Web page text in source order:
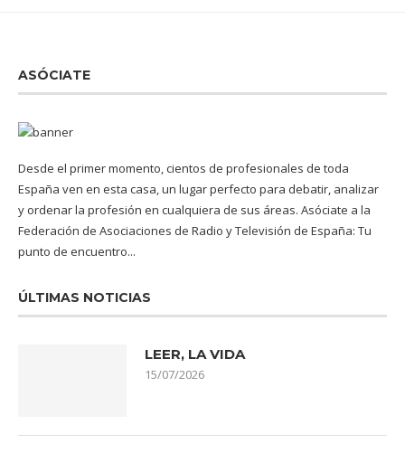
ASÓCIATE
Desde el primer momento, cientos de profesionales de toda
España ven en esta casa, un lugar perfecto para debatir, analizar
y ordenar la profesión en cualquiera de sus áreas. Asóciate a la
Federación de Asociaciones de Radio y Televisión de España: Tu
punto de encuentro...
ÚLTIMAS NOTICIAS
LEER, LA VIDA
15/07/2026